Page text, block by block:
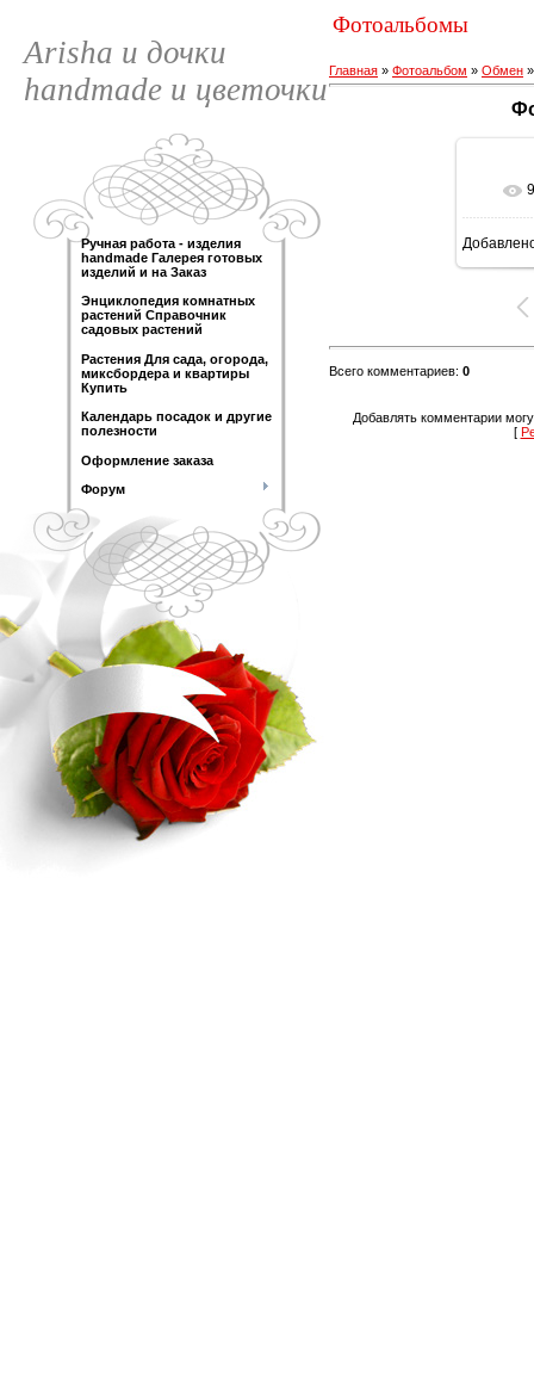
Arisha и дочки
handmade и цветочки
Ручная работа - изделия
handmade Галерея готовых
изделий и на Заказ
Энциклопедия комнатных
растений Справочник
садовых растений
Растения Для сада, огорода,
миксбордера и квартиры
Купить
Календарь посадок и другие
полезности
Оформление заказа
Форум
Фотоальбомы
Главная » Фотоальбом » Обмен
Всего комментариев: 0
Добавлять комментарии
[